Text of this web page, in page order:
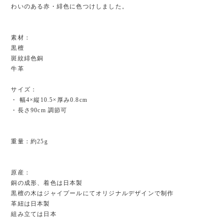
わいのある赤・緋色に色つけしました。
素材：
黒檀
斑紋緋色銅
牛革
サイズ：
・ 幅4×縦10.5×厚み0.8cm
・長さ90cm 調節可
重量：約25g
原産：
銅の成形、着色は日本製
黒檀の木はジャイプールにてオリジナルデザインで制作
革紐は日本製
組み立ては日本